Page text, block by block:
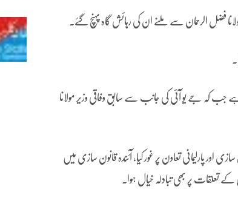
فضل الرحمان سے ملنے ان کی رہائش گاہ پہنچ گئے۔
جب کہ جے یو آئی کی جانب سے سابق وفاقی وزیر مولانا
پارلیمانی تعاون پر غور کیا، آئندہ قانون سازی میں
تعلقات پر بھی تبادلہ خیال ہوا۔